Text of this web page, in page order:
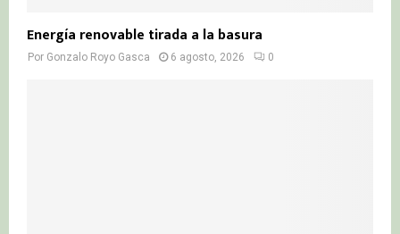
Energía renovable tirada a la basura
Por Gonzalo Royo Gasca 6 agosto, 2026 0